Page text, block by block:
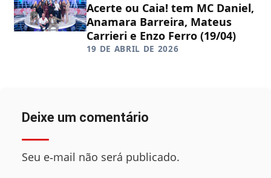
Acerte ou Caia! tem MC Daniel,
Anamara Barreira, Mateus
Carrieri e Enzo Ferro (19/04)
19 DE ABRIL DE 2026
Deixe um comentário
Seu e‑mail não será publicado.